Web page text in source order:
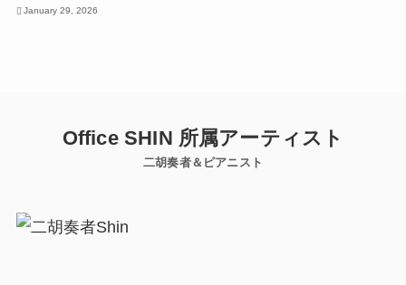
January 29, 2026
Office SHIN 所属アーティスト
二胡奏者＆ピアニスト